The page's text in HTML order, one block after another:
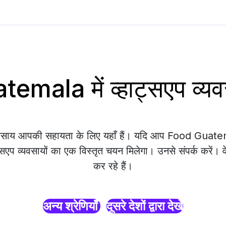
में व्हाट्सएप
आपकी सहायता के लिए यहाँ हैं। यदि आप Food
व्यवसायों का एक विस्तृत चयन मिलेगा। उनसे संपर्क करें।
कर रहे हैं।
अन्य श्रेणियाँ दूसरे देशों द्वारा देखें